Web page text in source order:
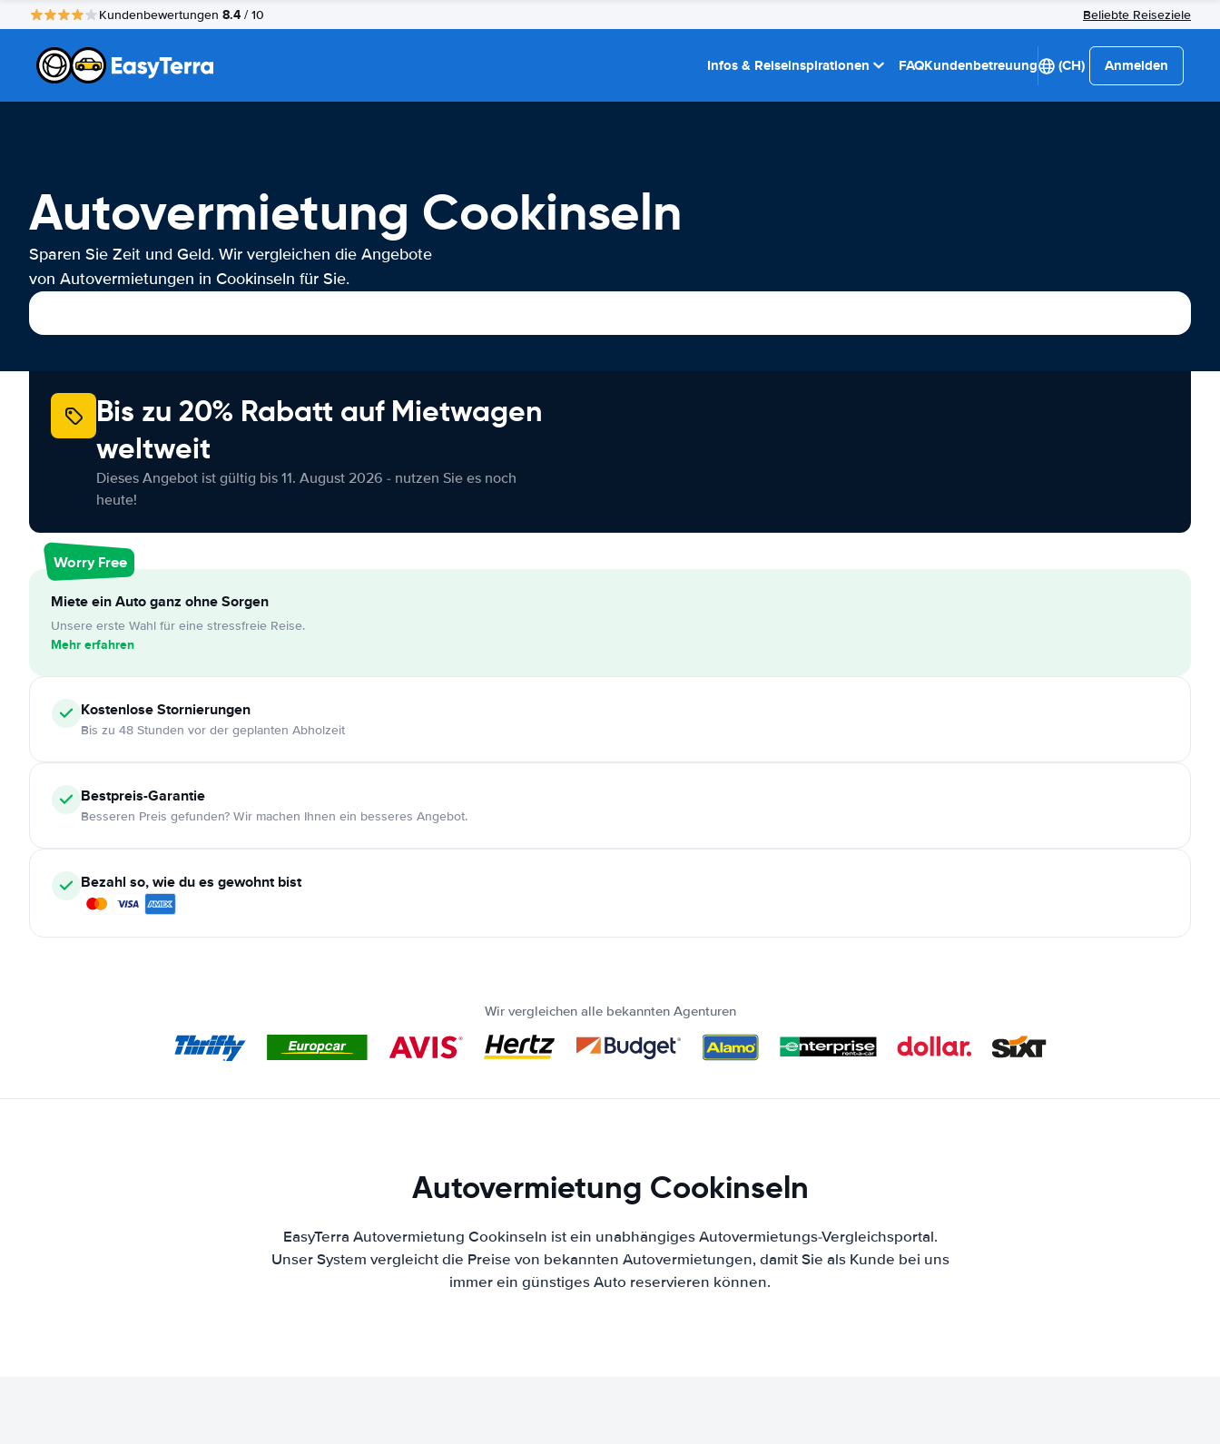
Kundenbewertungen 8.4 / 10 Beliebte Reiseziele
Infos & Reiseinspirationen FAQKundenbetreuung (CH) Anmelden
Autovermietung Cookinseln
Sparen Sie Zeit und Geld. Wir vergleichen die Angebote
von Autovermietungen in Cookinseln für Sie.
Bis zu 20% Rabatt auf Mietwagen
weltweit
Dieses Angebot ist gültig bis 11. August 2026 - nutzen Sie es noch
heute!
Worry Free
Miete ein Auto ganz ohne Sorgen
Unsere erste Wahl für eine stressfreie Reise.
Mehr erfahren
KostenloseStornierungen
Bis zu 48 Stunden vor der geplanten Abholzeit
Bestpreis-Garantie
Besseren Preis gefunden? Wir machen Ihnen ein besseres Angebot.
Bezahl so, wie du es gewohnt bist
Wir vergleichen alle bekannten Agenturen
Autovermietung Cookinseln
EasyTerra Autovermietung Cookinseln ist ein unabhängiges Autovermietungs-Vergleichsportal.
Unser System vergleicht die Preise von bekannten Autovermietungen, damit Sie als Kunde bei uns
immer ein günstiges Auto reservieren können.